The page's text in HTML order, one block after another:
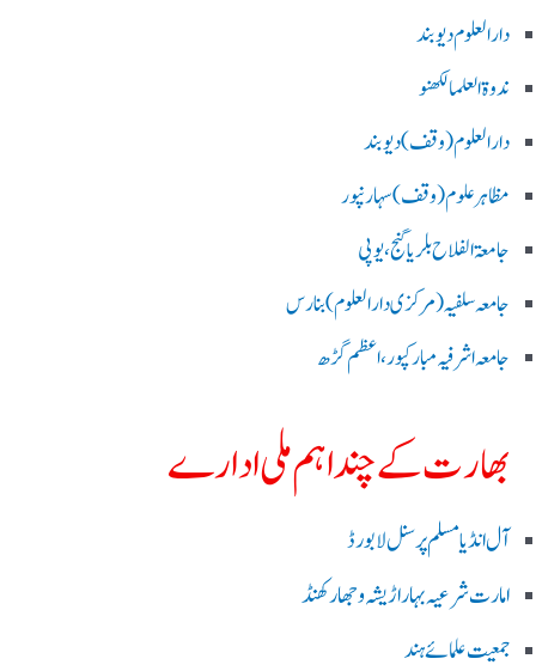
دارالعلوم دیوبند
ندوۃالعلما لکھنو
دارالعلوم (وقف)دیوبند
مظاہرعلوم (وقف)سہارنپور
جامعۃ الفلاح بلریاگنج،یوپی
جامعہ سلفیہ(مرکزی دارالعلوم )بنارس
جامعہ اشرفیہ مبارکپور،اعظم گڑھ
بھارت کے چند اہم ملی ادارے
آل انڈیا مسلم پرسنل لا بورڈ
امارت شرعیہ بہار اڑیشہ و جھارکھنڈ
جمعیت علمائے ہند